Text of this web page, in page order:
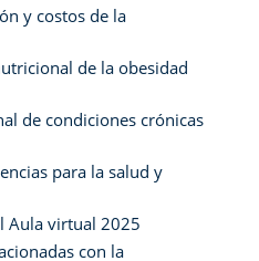
y costos de la
de la obesidad
de condiciones crónicas
para la salud y
Aula virtual 2025
con la